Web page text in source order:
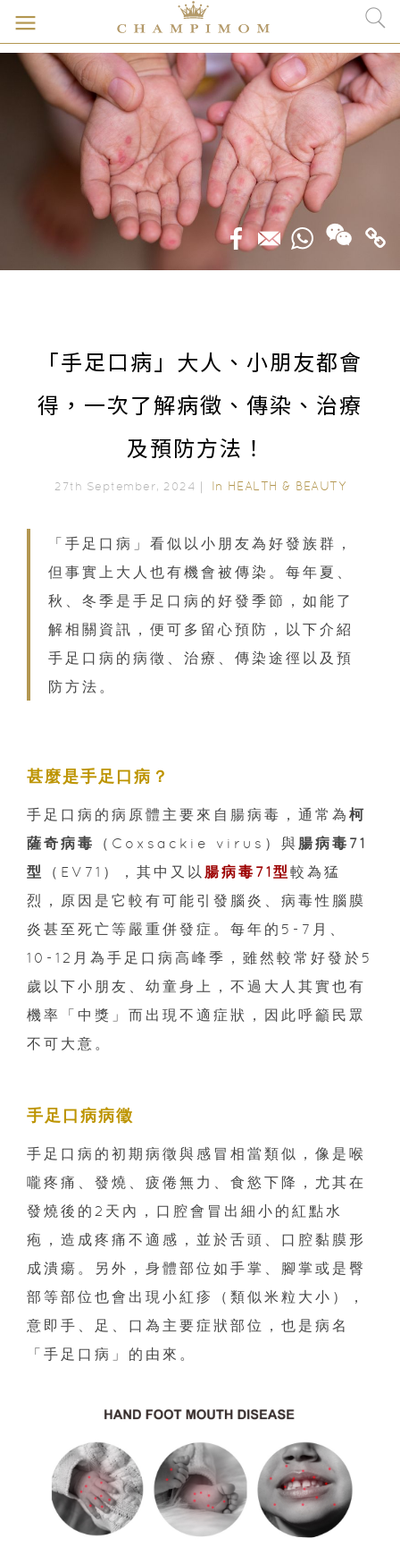
「手足口病」大人、小朋友都會
得，一次了解病徵、傳染、治療
及預防方法！
27th September, 2024｜ In HEALTH & BEAUTY
「手足口病」看似以小朋友為好發族群，
但事實上大人也有機會被傳染。每年夏、
秋、冬季是手足口病的好發季節，如能了
解相關資訊，便可多留心預防，以下介紹
手足口病的病徵、治療、傳染途徑以及預
防方法。
甚麼是手足口病？
手足口病的病原體主要來自腸病毒，通常為 柯
薩奇病毒
（Coxsackie virus）與 腸病毒71
型
（EV71），其中又以 腸病毒71型 較為猛
烈，原因是它較有可能引發腦炎、病毒性腦膜
炎甚至死亡等嚴重併發症。每年的5-7月、
10-12月為手足口病高峰季，雖然較常好發於5
歲以下小朋友、幼童身上，不過大人其實也有
機率「中獎」而出現不適症狀，因此呼籲民眾
不可大意。
手足口病病徵
手足口病的初期病徵與感冒相當類似，像是喉
嚨疼痛、發燒、疲倦無力、食慾下降，尤其在
發燒後的2天內，口腔會冒出細小的紅點水
疱，造成疼痛不適感，並於舌頭、口腔黏膜形
成潰瘍。另外，身體部位如手掌、腳掌或是臀
部等部位也會出現小紅疹（類似米粒大小），
意即手、足、口為主要症狀部位，也是病名
「手足口病」的由來。